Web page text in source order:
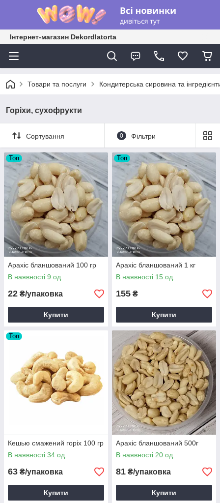
Інтернет-магазин Dekordlatorta
Товари та послуги Кондитерська сировина та
Горіхи, сухофрукти
Сортування 0 Фільтри
Топ
Арахіс бланшований 100 гр
В наявності 9 од.
22 ₴/упаковка
Купити
Топ
Арахіс бланшований 1 кг
В наявності 15 од.
155 ₴
Купити
Топ
Кешью смажений горіх 100 гр
В наявності 34 од.
63 ₴/упаковка
Купити
Арахіс бланшований 500г
В наявності 20 од.
81 ₴/упаковка
Купити